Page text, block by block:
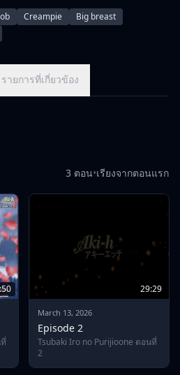
Creampie
Big breast
รายการที่เกี่ยวข้อง
3 ตอน•เรียงจากตอนแรก
29:29
March 13, 2026
Episode 2
Tsubaki Iro no Purijioone ตอนที่
2